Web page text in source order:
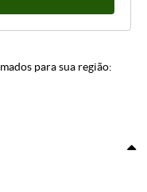
para sua região: